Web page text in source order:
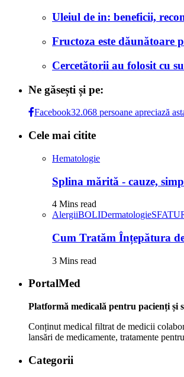
Uleiul de in: beneficii,
Fructoza este dăunătoare
Cercetătorii au folosit cu
Ne găsești și pe:
Facebook32.068 persoane apreciază
Cele mai citite
Hematologie
Splina mărită - cauze,
4 Mins read
AlergiiBOLIDermatologie
Cum Tratăm Înțepătura
3 Mins read
PortalMed
Platformă medicală pentru pacienți și
Conținut medical filtrat de medicii
lansări de medicamente, tratamente
Categorii